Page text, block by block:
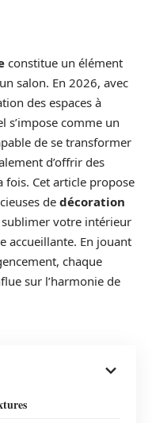
constitue un élément
salon. En 2026, avec
des espaces à
s’impose comme un
de se transformer
d’offrir des
fois. Cet article propose
de décoration
votre intérieur
accueillante. En jouant
chaque
sur l’harmonie de